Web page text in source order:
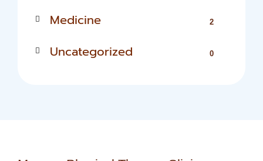
Medicine 2
Uncategorized 0